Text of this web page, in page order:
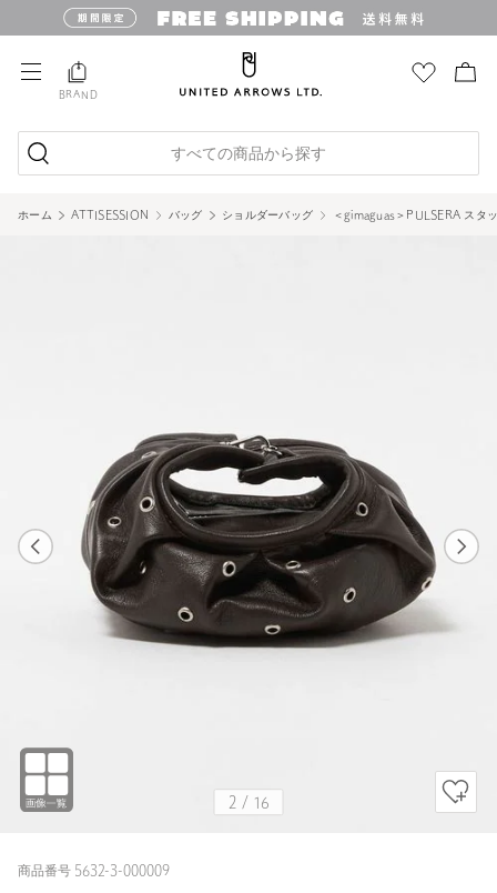
BRAND
すべての商品から探す
ホーム ATTISESSION バッグ ショルダーバッグ ＜gimaguas＞PULSERA スタ
2 / 16
商品番号 5632-3-000009
16
1 16